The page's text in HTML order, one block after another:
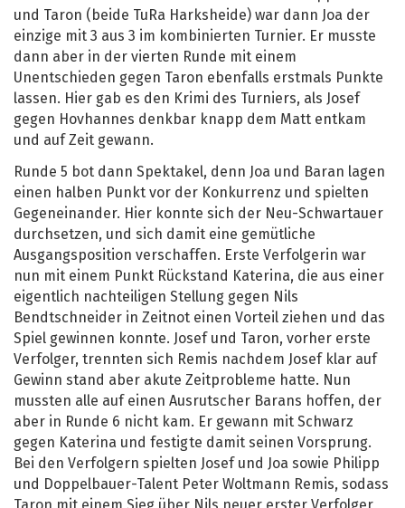
und Taron (beide TuRa Harksheide) war dann Joa der
einzige mit 3 aus 3 im kombinierten Turnier. Er musste
dann aber in der vierten Runde mit einem
Unentschieden gegen Taron ebenfalls erstmals Punkte
lassen. Hier gab es den Krimi des Turniers, als Josef
gegen Hovhannes denkbar knapp dem Matt entkam
und auf Zeit gewann.
Runde 5 bot dann Spektakel, denn Joa und Baran lagen
einen halben Punkt vor der Konkurrenz und spielten
Gegeneinander. Hier konnte sich der Neu-Schwartauer
durchsetzen, und sich damit eine gemütliche
Ausgangsposition verschaffen. Erste Verfolgerin war
nun mit einem Punkt Rückstand Katerina, die aus einer
eigentlich nachteiligen Stellung gegen Nils
Bendtschneider in Zeitnot einen Vorteil ziehen und das
Spiel gewinnen konnte. Josef und Taron, vorher erste
Verfolger, trennten sich Remis nachdem Josef klar auf
Gewinn stand aber akute Zeitprobleme hatte. Nun
mussten alle auf einen Ausrutscher Barans hoffen, der
aber in Runde 6 nicht kam. Er gewann mit Schwarz
gegen Katerina und festigte damit seinen Vorsprung.
Bei den Verfolgern spielten Josef und Joa sowie Philipp
und Doppelbauer-Talent Peter Woltmann Remis, sodass